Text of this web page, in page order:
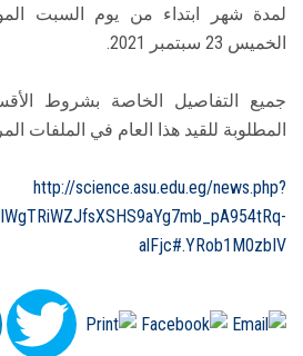
الخميس 23 سبتمبر 2021.
جميع التفاصيل الخاصة بشروط
المطلوبة للقيد هذا العام في الملفات
http://science.asu.edu.eg/news.php?
alFjc#.YRob1M0zbIV